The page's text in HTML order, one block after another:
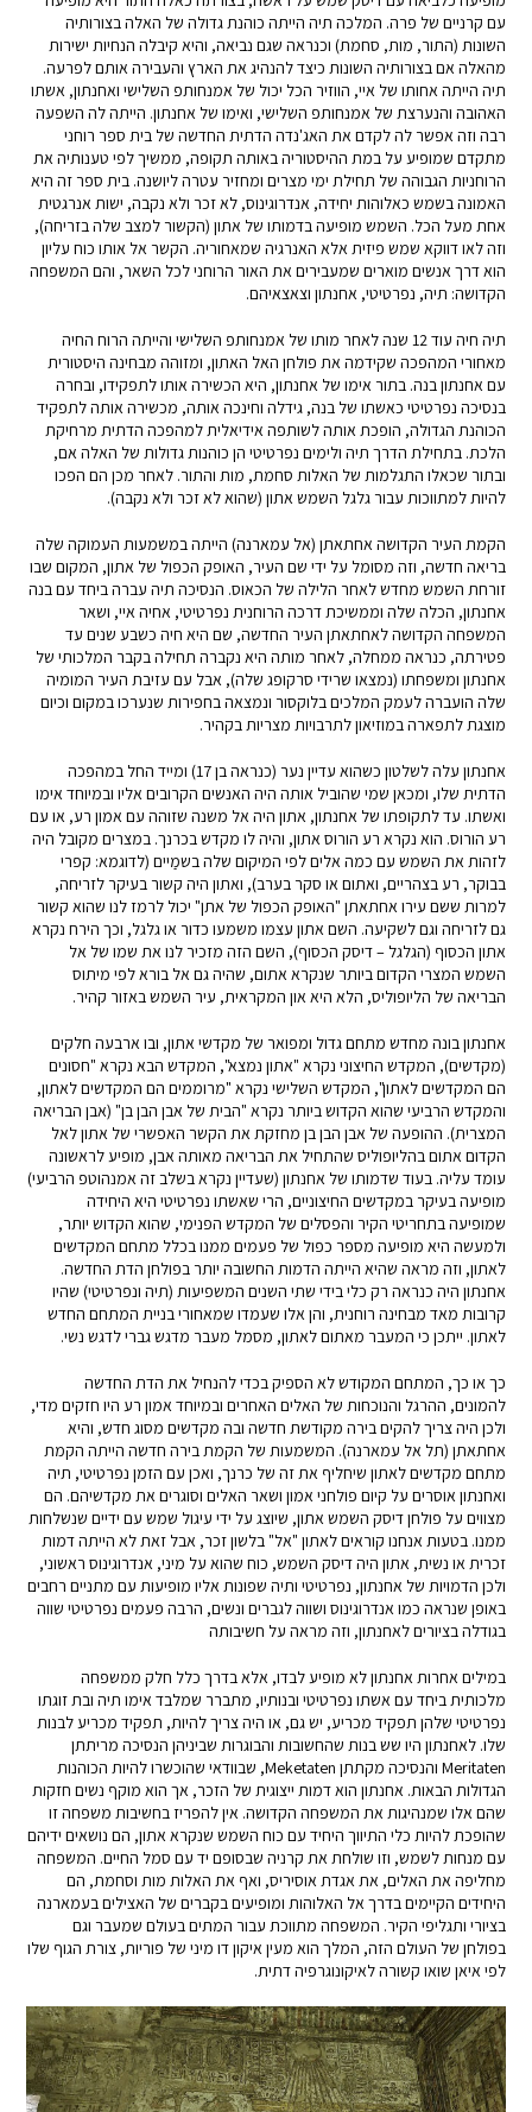
עם קרניים של פרה. המלכה תיה הייתה כוהנת גדולה של האלה בצורותיה
השונות (התור, מות, סחמת) וכנראה שגם נביאה, והיא קיבלה הנחיות ישירות
מהאלה אם בצורותיה השונות כיצד להנהיג את הארץ והעבירה אותם לפרעה.
תיה הייתה אחותו של איי, הווזיר הכל יכול של אמנחותפ השלישי ואחנתון, אשתו
האהובה והנערצת של אמנחותפ השלישי, ואימו של אחנתון. הייתה לה השפעה
רבה וזה אפשר לה לקדם את האג'נדה הדתית החדשה של בית ספר רוחני
מתקדם שמופיע על במת ההיסטוריה באותה תקופה, ממשיך לפי טענותיה את
הרוחניות הגבוהה של תחילת ימי מצרים ומחזיר עטרה ליושנה. בית ספר זה היא
האמונה בשמש כאלוהות יחידה, אנדרוגינוס, לא זכר ולא נקבה, ישות אנרגטית
אחת מעל הכל. השמש מופיעה בדמותו של אתון (הקשור למצב שלה בזריחה),
וזה לאו דווקא שמש פיזית אלא האנרגיה שמאחוריה. הקשר אל אותו כוח עליון
הוא דרך אנשים מוארים שמעבירים את האור הרוחני לכל השאר, והם המשפחה
הקדושה: תיה, נפרטיטי, אחנתון וצאצאיהם.
תיה חיה עוד 12 שנה לאחר מותו של אמנחותפ השלישי והייתה הרוח החיה
מאחורי המהפכה שקידמה את פולחן האל האתון, ומזוהה מבחינה היסטורית
עם אחנתון בנה. בתור אימו של אחנתון, היא הכשירה אותו לתפקידו, ובחרה
בנסיכה נפרטיטי כאשתו של בנה, גידלה וחינכה אותה, מכשירה אותה לתפקיד
הכוהנת הגדולה, הופכת אותה לשותפה אידיאלית למהפכה הדתית מרחיקת
הלכת. בתחילת הדרך תיה ולימים נפרטיטי הן כוהנות גדולות של האלה אם,
ובתור שכאלו התגלמות של האלות סחמת, מות והתור. לאחר מכן הם הפכו
להיות למתווכות עבור גלגל השמש אתון (שהוא לא זכר ולא נקבה).
הקמת העיר הקדושה אחתאתן (אל עמארנה) הייתה במשמעות העמוקה שלה
בריאה חדשה, וזה מסומל על ידי שם העיר, האופק הכפול של אתון, המקום שבו
זורחת השמש מחדש לאחר הלילה של הכאוס. הנסיכה תיה עברה ביחד עם בנה
אחנתון, הכלה שלה וממשיכת דרכה הרוחנית נפרטיטי, אחיה איי, ושאר
המשפחה הקדושה לאחתאתן העיר החדשה, שם היא חיה כשבע שנים עד
פטירתה, כנראה ממחלה, לאחר מותה היא נקברה תחילה בקבר המלכותי של
אחנתון ומשפחתו (נמצאו שרידי סרקופג שלה), אבל עם עזיבת העיר המומיה
שלה הועברה לעמק המלכים בלוקסור ונמצאה בחפירות שנערכו במקום וכיום
מוצגת לתפארה במוזיאון לתרבויות מצריות בקהיר.
אחנתון עלה לשלטון כשהוא עדיין נער (כנראה בן 17) ומייד החל במהפכה
הדתית שלו, ומכאן שמי שהוביל אותה היה האנשים הקרובים אליו ובמיוחד אימו
ואשתו. עד לתקופתו של אחנתון, אתון היה אל משנה שזוהה עם אמון רע, או עם
רע הורוס. הוא נקרא רע הורוס אתון, והיה לו מקדש בכרנך. במצרים מקובל היה
לזהות את השמש עם כמה אלים לפי המיקום שלה בשמַיים (לדוגמא: קפרי
בבוקר, רע בצהריים, ואתום או סקר בערב), ואתון היה קשור בעיקר לזריחה,
למרות ששם עירו אחתאתן "האופק הכפול של אתן" יכול לרמז לנו שהוא קשור
גם לזריחה וגם לשקיעה. השם אתון עצמו משמעו כדור או גלגל, וכך הירח נקרא
אתון הכסוף (הגלגל – דיסק הכסוף), השם הזה מזכיר לנו את שמו של אל
השמש המצרי הקדום ביותר שנקרא אתום, שהיה גם אל בורא לפי מיתוס
הבריאה של הליופוליס, הלא היא און המקראית, עיר השמש באזור קהיר.
אחנתון בונה מחדש מתחם גדול ומפואר של מקדשי אתון, ובו ארבעה חלקים
(מקדשים), המקדש החיצוני נקרא "אתון נמצא", המקדש הבא נקרא "חסונים
הם המקדשים לאתון", המקדש השלישי נקרא "מרוממים הם המקדשים לאתון,
והמקדש הרביעי שהוא הקדוש ביותר נקרא "הבית של אבן הבן בן" (אבן הבריאה
המצרית). ההופעה של אבן הבן בן מחזקת את הקשר האפשרי של אתון לאל
הקדום אתום בהליופוליס שהתחיל את הבריאה מאותה אבן, מופיע לראשונה
עומד עליה. בעוד שדמותו של אחנתון (שעדיין נקרא בשלב זה אמנהוטפ הרביעי)
מופיעה בעיקר במקדשים החיצוניים, הרי שאשתו נפרטיטי היא היחידה
שמופיעה בתחריטי הקיר והפסלים של המקדש הפנימי, שהוא הקדוש יותר,
ולמעשה היא מופיעה מספר כפול של פעמים ממנו בכלל מתחם המקדשים
לאתון, וזה מראה שהיא הייתה הדמות החשובה יותר בפולחן הדת החדשה.
אחנתון היה כנראה רק כלי בידי שתי השנים המשפיעות (תיה ונפרטיטי) שהיו
קרובות מאד מבחינה רוחנית, והן אלו שעמדו שמאחורי בניית המתחם החדש
לאתון. ייתכן כי המעבר מאתום לאתון, מסמל מעבר מדגש גברי לדגש נשי.
כך או כך, המתחם המקודש לא הספיק בכדי להנחיל את הדת החדשה
להמונים, ההרגל והנוכחות של האלים האחרים ובמיוחד אמון רע היו חזקים מדי,
ולכן היה צריך להקים בירה מקודשת חדשה ובה מקדשים מסוג חדש, והיא
אחתאתן (תל אל עמארנה). המשמעות של הקמת בירה חדשה הייתה הקמת
מתחם מקדשים לאתון שיחליף את זה של כרנך, ואכן עם הזמן נפרטיטי, תיה
ואחנתון אוסרים על קיום פולחני אמון ושאר האלים וסוגרים את מקדשיהם. הם
מצווים על פולחן דיסק השמש אתון, שיוצג על ידי עיגול שמש עם ידיים שנשלחות
ממנו. בטעות אנחנו קוראים לאתון "אל" בלשון זכר, אבל זאת לא הייתה דמות
זכרית או נשית, אתון היה דיסק השמש, כוח שהוא על מיני, אנדרוגינוס ראשוני,
ולכן הדמויות של אחנתון, נפרטיטי ותיה שפונות אליו מופיעות עם מתניים רחבים
באופן שנראה כמו אנדרוגינוס ושווה לגברים ונשים, הרבה פעמים נפרטיטי שווה
בגודלה בציורים לאחנתון, וזה מראה על חשיבותה
במילים אחרות אחנתון לא מופיע לבדו, אלא בדרך כלל חלק ממשפחה
מלכותית ביחד עם אשתו נפרטיטי ובנותיו, מתברר שמלבד אימו תיה ובת זוגתו
נפרטיטי שלהן תפקיד מכריע, יש גם, או היה צריך להיות, תפקיד מכריע לבנות
שלו. לאחנתון היו שש בנות שהחשובות והבוגרות שביניהן הנסיכה מריתתן
Meritaten והנסיכה מקתתן Meketaten, שבוודאי שהוכשרו להיות הכוהנות
הגדולות הבאות. אחנתון הוא דמות ייצוגית של הזכר, אך הוא מוקף נשים חזקות
שהם אלו שמנהיגות את המשפחה הקדושה. אין להפריז בחשיבות משפחה זו
שהופכת להיות כלי התיווך היחיד עם כוח השמש שנקרא אתון, הם נושאים ידיהם
עם מנחות לשמש, וזו שולחת את קרניה שבסופם יד עם סמל החיים. המשפחה
מחליפה את האלים, את אגדת אוסיריס, ואף את האלות מות וסחמת, הם
היחידים הקיימים בדרך אל האלוהות ומופיעים בקברים של האצילים בעמארנה
בציורי ותגליפי הקיר. המשפחה מתווכת עבור המתים בעולם שמעבר וגם
בפולחן של העולם הזה, המלך הוא מעין איקון דו מיני של פוריות, צורת הגוף שלו
לפי איאן שואו קשורה לאיקונוגרפיה דתית.